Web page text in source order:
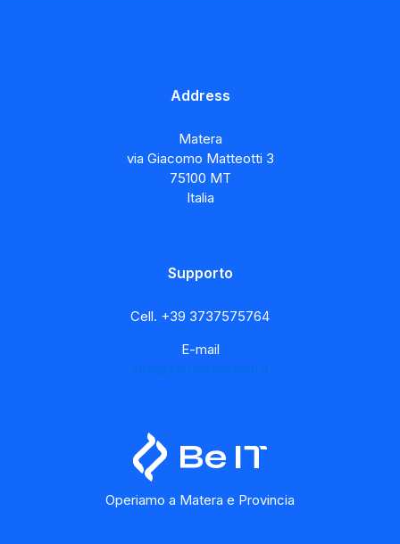
Address
Matera
via Giacomo Matteotti 3
75100 MT
Italia
Supporto
Cell. +39 3737575764
E-mail
info@zerobitsolution.it
Operiamo a Matera e Provincia